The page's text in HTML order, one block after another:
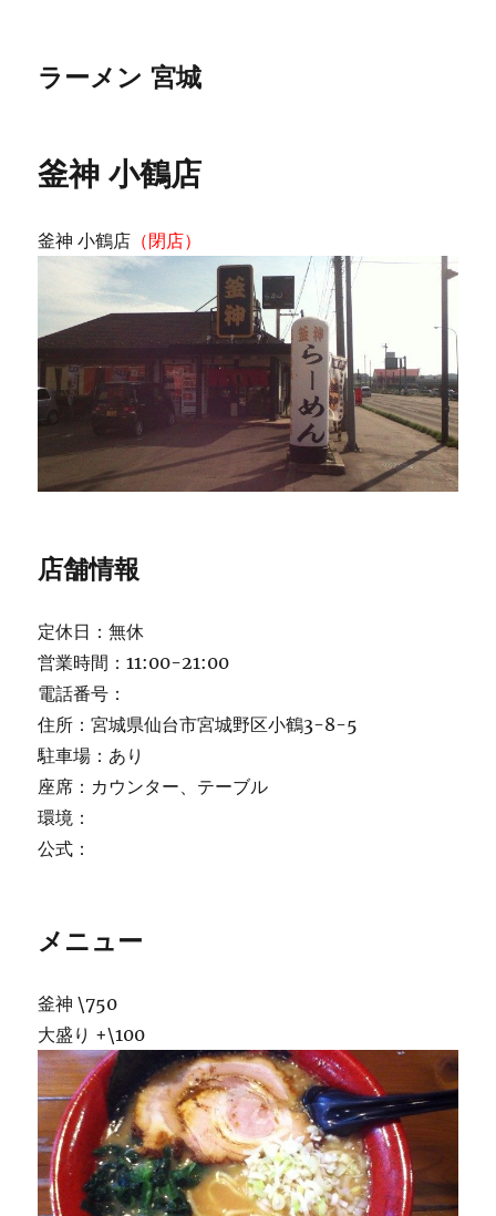
ラーメン 宮城
釜神 小鶴店
釜神 小鶴店 （閉店）
店舗情報
定休日：無休
営業時間：11:00-21:00
電話番号：
住所：宮城県仙台市宮城野区小鶴3-8-5
駐車場：あり
座席：カウンター、テーブル
環境：
公式：
メニュー
釜神 \750
大盛り +\100